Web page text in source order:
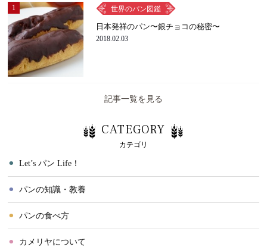
1 世界のパン図鑑
日本発祥のパン〜銀チョコの秘密〜
2018.02.03
記事一覧を見る
CATEGORY
カテゴリ
⚫︎ Let’s パン Life！
⚫︎ パンの知識・教養
⚫︎ パンの食べ方
⚫︎ カメリヤについて